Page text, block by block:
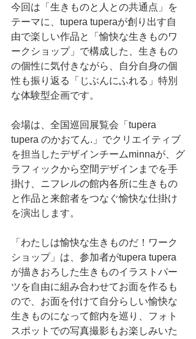
今回は「生きものと人との共通点」を
テーマに、tupera tuperaが創り出す自
由で楽しい作品と「愉快な生きものワ
ークショップ」で構成した、生きもの
の個性に気付きながら、自分自身の個
性も振り返る「じぶんにふれる」特別
な体験型企画です。
会場は、全国巡回展覧会「tupera
tupera のかおてん.」でクリエイティブ
を担当したデザインチームminnaが、グ
ラフィックから空間デザインまでを手
掛け、ニフレルの館内各所に生きもの
と作品と来館者をつなぐ愉快な仕掛け
を演出します。
「わたしは愉快な生きものだ！ワーク
ショップ」は、参加者がtupera tupera
が描きおろした生きものイラストパー
ツを自由に組み合わせてお面を作るも
ので、お面を付けて自分らしい愉快な
生きものになって館内を巡り、フォト
スポットでの写真撮影もお楽しみいた